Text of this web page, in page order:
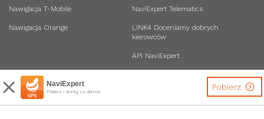
NaviExpert
Pobierz i testuj za darmo!
Pobierz
Nawigacja T-Mobile
Nawigacja Orange
NaviExpert Telematics
LINK4 Doceniamy dobrych
kierowców
API NaviExpert
Inne